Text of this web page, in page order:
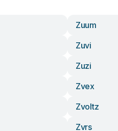
Zuum
Zuvi
Zuzi
Zvex
Zvoltz
Zvrs